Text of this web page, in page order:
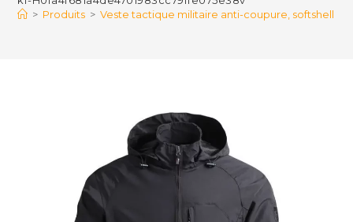
> Produits > Veste tactique militaire anti-coupure, softshell